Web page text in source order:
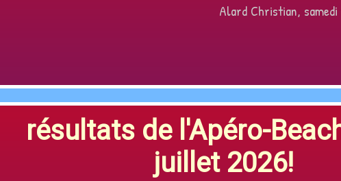
Alard Christian,
résultats de l'Apéro-
juillet 2026!